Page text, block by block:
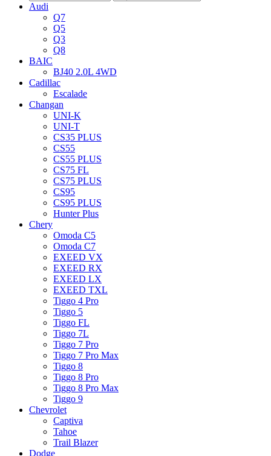
Audi
Q7
Q5
Q3
Q8
BAIC
BJ40 2.0L 4WD
Cadillac
Escalade
Changan
UNI-K
UNI-T
CS35 PLUS
CS55
CS55 PLUS
CS75 FL
CS75 PLUS
CS95
CS95 PLUS
Hunter Plus
Chery
Omoda C5
Omoda C7
EXEED VX
EXEED RX
EXEED LX
EXEED TXL
Tiggo 4 Pro
Tiggo 5
Tiggo FL
Tiggo 7L
Tiggo 7 Pro
Tiggo 7 Pro Max
Tiggo 8
Tiggo 8 Pro
Tiggo 8 Pro Max
Tiggo 9
Chevrolet
Captiva
Tahoe
Trail Blazer
Dodge